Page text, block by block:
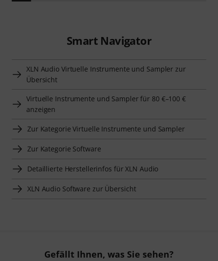
Smart Navigator
XLN Audio Virtuelle Instrumente und Sampler zur
Übersicht
Virtuelle Instrumente und Sampler für 80 €–100 €
anzeigen
Zur Kategorie Virtuelle Instrumente und Sampler
Zur Kategorie Software
Detaillierte Herstellerinfos für XLN Audio
XLN Audio Software zur Übersicht
Gefällt Ihnen, was Sie sehen?